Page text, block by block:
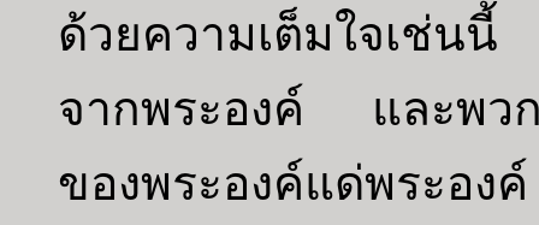
ด้วยความเต็มใจเช่น
จากพระองค์ และพวก
ของพระองค์แด่พระองค์